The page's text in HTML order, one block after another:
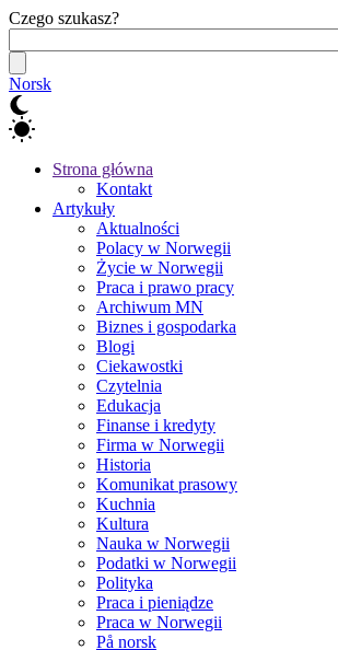
Czego szukasz?
Norsk
Strona główna
Kontakt
Artykuły
Aktualności
Polacy w Norwegii
Życie w Norwegii
Praca i prawo pracy
Archiwum MN
Biznes i gospodarka
Blogi
Ciekawostki
Czytelnia
Edukacja
Finanse i kredyty
Firma w Norwegii
Historia
Komunikat prasowy
Kuchnia
Kultura
Nauka w Norwegii
Podatki w Norwegii
Polityka
Praca i pieniądze
Praca w Norwegii
På norsk